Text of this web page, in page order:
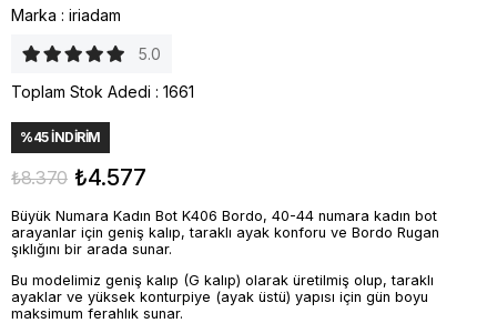
Marka : iriadam
5.0
Toplam Stok Adedi : 1661
%45İNDIRIM
₺8.370 ₺4.577
Büyük Numara Kadın Bot K406 Bordo, 40-44 numara kadın bot
arayanlar için geniş kalıp, taraklı ayak konforu ve Bordo Rugan
şıklığını bir arada sunar.
Bu modelimiz geniş kalıp (G kalıp) olarak üretilmiş olup, taraklı
ayaklar ve yüksek konturpiye (ayak üstü) yapısı için gün boyu
maksimum ferahlık sunar.